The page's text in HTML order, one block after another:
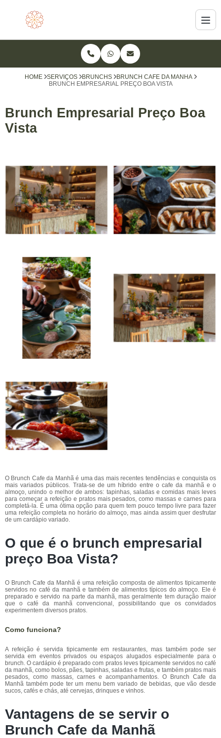
HOME SERVIÇOS BRUNCHS
BRUNCH CAFE DA MANHA
BRUNCH EMPRESARIAL PREÇO BOA VISTA
Brunch Empresarial Preço Boa
Vista
O Brunch Cafe da Manhã é uma das mais recentes tendências e conquista os
mais variados públicos. Trata-se de um híbrido entre o cafe da manhã e o
almoço, unindo o melhor de ambos: tapinhas, saladas e comidas mais leves
para começar a refeição e pratos mais pesados, como massas e carnes para
completá-la. É uma ótima opção para quem tem pouco tempo livre para fazer
uma refeição completa no horário do almoço, mas ainda assim quer desfrutar
de um cardápio variado.
O que é o brunch empresarial
preço Boa Vista?
O Brunch Cafe da Manhã é uma refeição composta de alimentos tipicamente
servidos no café da manhã e também de alimentos típicos do almoço. Ele é
preparado e servido na parte da manhã, mas geralmente tem duração maior
que o café da manhã convencional, possibilitando que os convidados
experimentem diversos pratos.
Como funciona?
A refeição é servida tipicamente em restaurantes, mas também pode ser
servida em eventos privados ou espaços alugados especialmente para o
brunch. O cardápio é preparado com pratos leves tipicamente servidos no café
da manhã, como bolos, pães, tapinhas, saladas e frutas, e também pratos mais
pesados, como massas, carnes e acompanhamentos. O Brunch Cafe da
Manhã também pode ter um menu bem variado de bebidas, que vão desde
sucos, cafés e chás, até cervejas, drinques e vinhos.
Vantagens de se servir o
Brunch Cafe da Manhã